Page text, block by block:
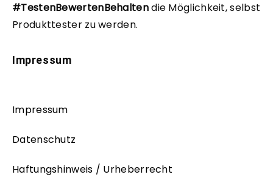
#TestenBewertenBehaltendie Möglichkeit, selbst
Produkttester zu werden.
Impressum
Impressum
Datenschutz
Haftungshinweis / Urheberrecht